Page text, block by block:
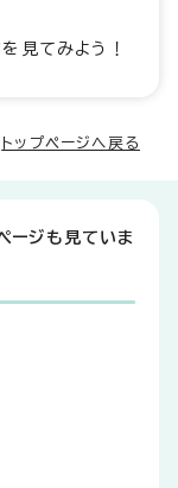
見てみよう！
トップページへ戻る
ージも見ていま